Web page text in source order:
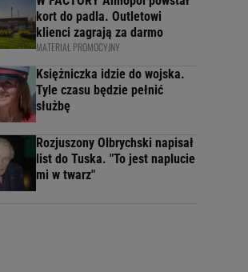
kort do padla. Outletowi
klienci zagrają za darmo
MATERIAŁ PROMOCYJNY
Księżniczka idzie do wojska.
Tyle czasu będzie pełnić
służbę
Rozjuszony Olbrychski napisał
list do Tuska. "To jest naplucie
mi w twarz"